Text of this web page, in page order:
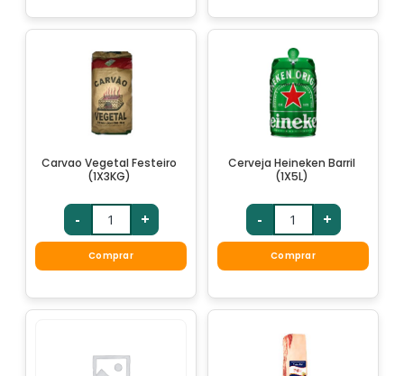
Carvao Vegetal Festeiro
(1X3KG)
- +
Comprar
Cerveja Heineken Barril
(1X5L)
- +
Comprar